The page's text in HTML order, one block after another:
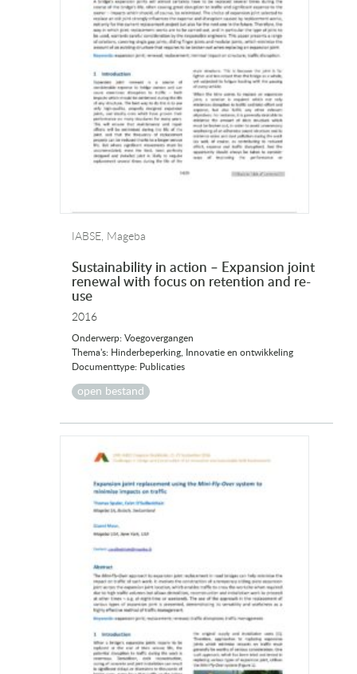
IABSE, Mageba
Sustainability in action – Expansion joint
renewal with focus on retention and re-
use
2016
Onderwerp: Voegovergangen
Thema's: Hinderbeperking, Innovatie en ontwikkeling
Documenttype: Publicaties
open bestand